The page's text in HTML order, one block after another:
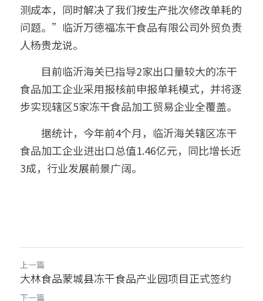
测成本，同时解决了我们按生产批次修改单耗的
问题。”临沂万德福冻干食品有限公司外贸负责
人杨贵龙说。
目前临沂海关已指导2家出口量较大的冻干
食品加工企业采用报核前申报单耗模式，并将逐
步实现辖区5家冻干食品加工贸易企业全覆盖。
据统计，今年前4个月，临沂海关辖区冻干
食品加工企业进出口总值1.46亿元，同比增长近
3成，行业发展前景广阔。
上一篇
大林食品蒙城县冻干食品产业园项目正式签约
下一篇